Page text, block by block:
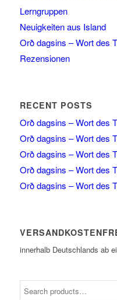
Lerngruppen
Neuigkeiten aus Island
Orð dagsins – Wort des
Rezensionen
RECENT POSTS
Orð dagsins – Wort des
Orð dagsins – Wort des
Orð dagsins – Wort des
Orð dagsins – Wort des
Orð dagsins – Wort des
innerhalb Deutschlands ab